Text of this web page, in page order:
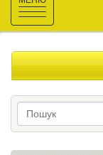
Toggle
navigation